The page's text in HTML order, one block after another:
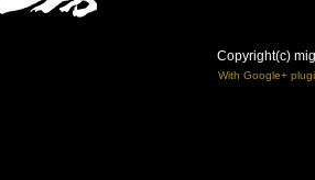
Copyright(c)
With Google+